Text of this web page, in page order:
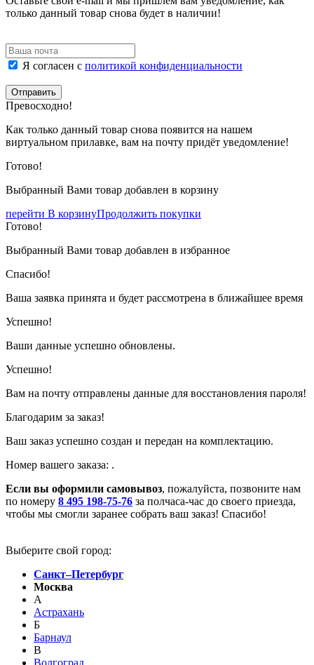
только данный товар снова будет в наличии!
Я согласен с политикой конфиденциальности
Отправить
Превосходно!
Как только данный товар снова появится на нашем
виртуальном прилавке, вам на почту придёт уведомление!
Готово!
Выбранный Вами товар добавлен в корзину
перейти В корзинуПродолжить покупки
Готово!
Выбранный Вами товар добавлен в избранное
Спасибо!
Ваша заявка принята и будет рассмотрена в ближайшее время
Успешно!
Ваши данные успешно обновлены.
Успешно!
Вам на почту отправлены данные для восстановления пароля!
Благодарим за заказ!
Ваш заказ успешно создан и передан на комплектацию.
Номер вашего заказа: .
Если вы оформили самовывоз, пожалуйста, позвоните нам
по номеру 8 495 198-75-76 за полчаса-час до своего приезда,
чтобы мы смогли заранее собрать ваш заказ! Спасибо!
Выберите свой город:
Санкт–Петербург
Москва
А
Астрахань
Б
Барнаул
В